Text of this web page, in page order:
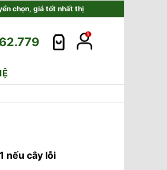
chọn, giá tốt nhất thị
nếu cây lỗi